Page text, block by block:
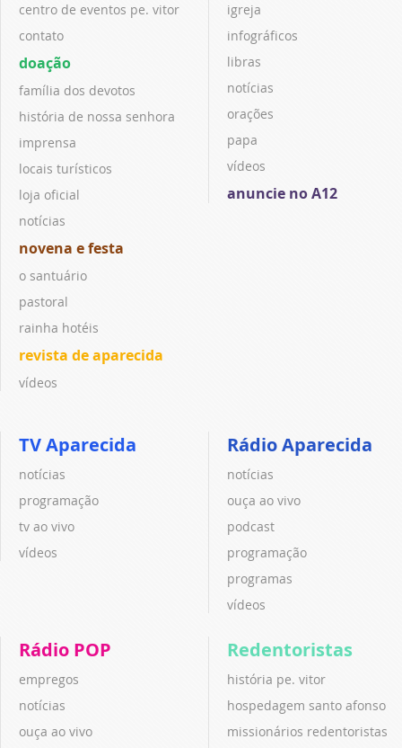
centro de eventos pe. vitor
contato
doação
família dos devotos
história de nossa senhora
imprensa
locais turísticos
loja oficial
notícias
novena e festa
o santuário
pastoral
rainha hotéis
revista de aparecida
vídeos
igreja
infográficos
libras
notícias
orações
papa
vídeos
anuncie no A12
TV Aparecida
notícias
programação
tv ao vivo
vídeos
Rádio Aparecida
notícias
ouça ao vivo
podcast
programação
programas
vídeos
Rádio POP
empregos
notícias
ouça ao vivo
Redentoristas
história pe. vitor
hospedagem santo afonso
missionários redentoristas